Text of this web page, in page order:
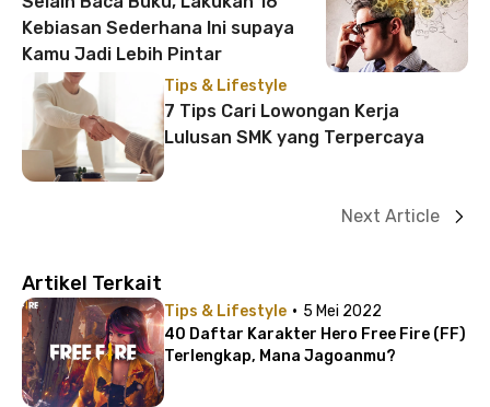
Kebiasan Sederhana Ini supaya
Kamu Jadi Lebih Pintar
Tips & Lifestyle
7 Tips Cari Lowongan Kerja
Lulusan SMK yang Terpercaya
Next Article
Artikel Terkait
Tips & Lifestyle · 5 Mei 2022
40 Daftar Karakter Hero Free Fire (FF)
Terlengkap, Mana Jagoanmu?